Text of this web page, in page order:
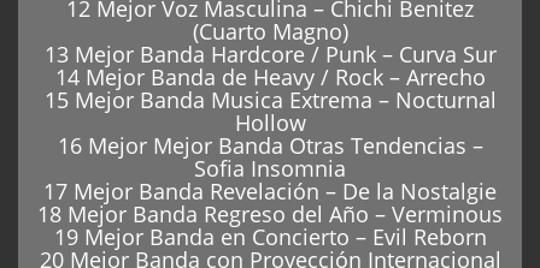
12 Mejor Voz Masculina – Chichi Benitez
(Cuarto Magno)
13 Mejor Banda Hardcore / Punk – Curva Sur
14 Mejor Banda de Heavy / Rock – Arrecho
15 Mejor Banda Musica Extrema – Nocturnal
Hollow
16 Mejor Mejor Banda Otras Tendencias –
Sofia Insomnia
17 Mejor Banda Revelación – De la Nostalgie
18 Mejor Banda Regreso del Año – Verminous
19 Mejor Banda en Concierto – Evil Reborn
20 Mejor Banda con Proyección Internacional